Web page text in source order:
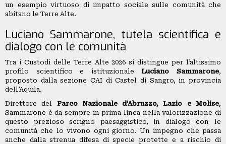
un esempio virtuoso di impatto sociale sulle comunità che
abitano le Terre Alte.
Luciano Sammarone, tutela scientifica e
dialogo con le comunità
Tra i Custodi delle Terre Alte 2026 si distingue per l’altissimo
profilo scientifico e istituzionaleLuciano Sammarone,
proposto dalla sezione CAI di Castel di Sangro, in provincia
dell’Aquila.
Direttore del Parco Nazionale d’Abruzzo, Lazio e Molise,
Sammarone è da sempre in prima linea nella valorizzazione di
questo prezioso scrigno paesaggistico, in dialogo con le
comunità che lo vivono ogni giorno. Un impegno che passa
anche dalla strenua difesa di specie protette e a rischio di